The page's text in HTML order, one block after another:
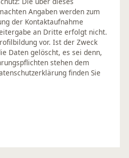
Angaben werden zum
der Kontaktaufnahme
an Dritte erfolgt nicht.
vor. Ist der Zweck
Daten gelöscht, es sei denn,
stehen dem
finden Sie